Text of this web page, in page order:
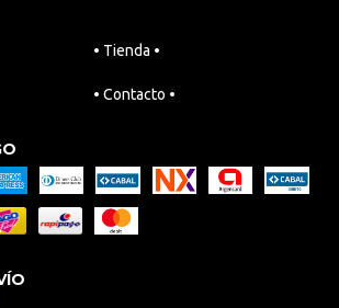
• Tienda •
• Contacto •